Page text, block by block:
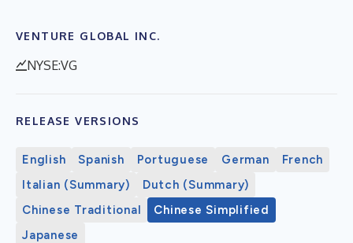
VENTURE GLOBAL INC.
NYSE:VG
RELEASE VERSIONS
English Spanish Portuguese German
French
Italian (Summary)
Dutch (Summary)
Chinese Traditional
Chinese Simplified
Japanese